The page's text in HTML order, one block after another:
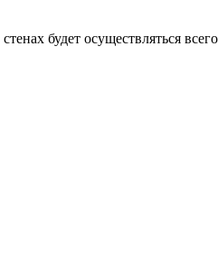
будет осуществляться